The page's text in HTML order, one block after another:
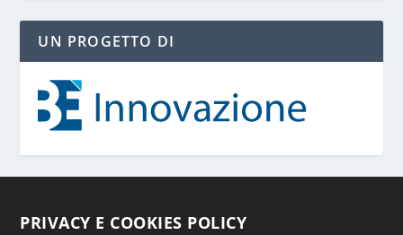
UN PROGETTO DI
PRIVACY E COOKIES POLICY